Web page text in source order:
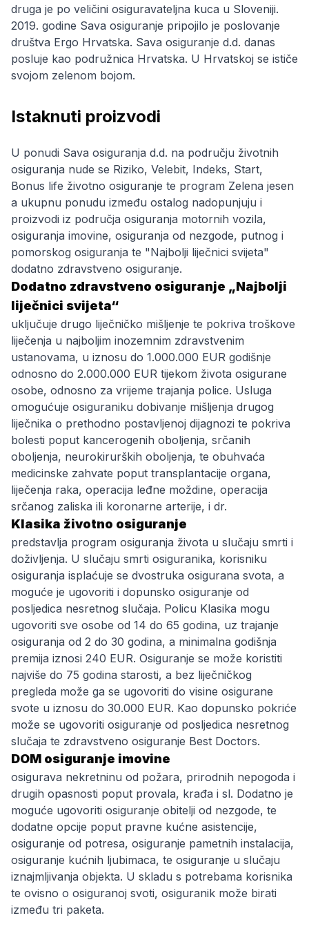
druga je po veličini osiguravateljna kuca u Sloveniji.
2019. godine Sava osiguranje pripojilo je poslovanje
društva Ergo Hrvatska. Sava osiguranje d.d. danas
posluje kao podružnica Hrvatska. U Hrvatskoj se ističe
svojom zelenom bojom.
Istaknuti proizvodi
U ponudi Sava osiguranja d.d. na području životnih
osiguranja nude se Riziko, Velebit, Indeks, Start,
Bonus life životno osiguranje te program Zelena jesen
a ukupnu ponudu između ostalog nadopunjuju i
proizvodi iz područja osiguranja motornih vozila,
osiguranja imovine, osiguranja od nezgode, putnog i
pomorskog osiguranja te "Najbolji liječnici svijeta"
dodatno zdravstveno osiguranje.
Dodatno zdravstveno osiguranje „Najbolji
liječnici svijeta“
uključuje drugo liječničko mišljenje te pokriva troškove
liječenja u najboljim inozemnim zdravstvenim
ustanovama, u iznosu do 1.000.000 EUR godišnje
odnosno do 2.000.000 EUR tijekom života osigurane
osobe, odnosno za vrijeme trajanja police. Usluga
omogućuje osiguraniku dobivanje mišljenja drugog
liječnika o prethodno postavljenoj dijagnozi te pokriva
bolesti poput kancerogenih oboljenja, srčanih
oboljenja, neurokirurških oboljenja, te obuhvaća
medicinske zahvate poput transplantacije organa,
liječenja raka, operacija leđne moždine, operacija
srčanog zaliska ili koronarne arterije, i dr.
Klasika životno osiguranje
predstavlja program osiguranja života u slučaju smrti i
doživljenja. U slučaju smrti osiguranika, korisniku
osiguranja isplaćuje se dvostruka osigurana svota, a
moguće je ugovoriti i dopunsko osiguranje od
posljedica nesretnog slučaja. Policu Klasika mogu
ugovoriti sve osobe od 14 do 65 godina, uz trajanje
osiguranja od 2 do 30 godina, a minimalna godišnja
premija iznosi 240 EUR. Osiguranje se može koristiti
najviše do 75 godina starosti, a bez liječničkog
pregleda može ga se ugovoriti do visine osigurane
svote u iznosu do 30.000 EUR. Kao dopunsko pokriće
može se ugovoriti osiguranje od posljedica nesretnog
slučaja te zdravstveno osiguranje Best Doctors.
DOM osiguranje imovine
osigurava nekretninu od požara, prirodnih nepogoda i
drugih opasnosti poput provala, krađa i sl. Dodatno je
moguće ugovoriti osiguranje obitelji od nezgode, te
dodatne opcije poput pravne kućne asistencije,
osiguranje od potresa, osiguranje pametnih instalacija,
osiguranje kućnih ljubimaca, te osiguranje u slučaju
iznajmljivanja objekta. U skladu s potrebama korisnika
te ovisno o osiguranoj svoti, osiguranik može birati
između tri paketa.